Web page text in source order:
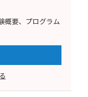
概要、プログラム